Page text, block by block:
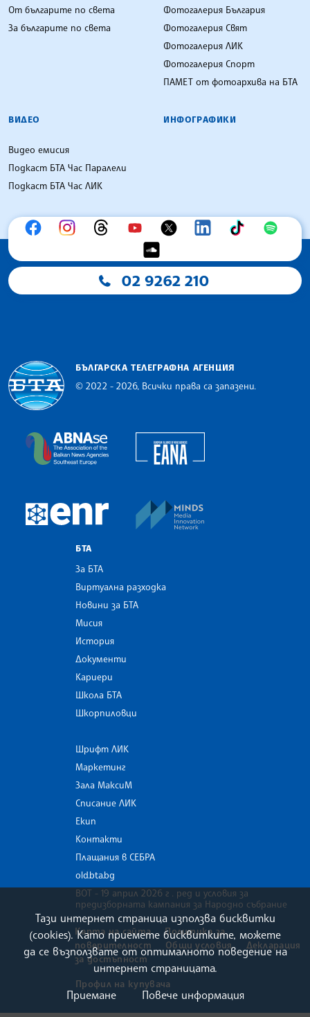
От българите по света
За българите по света
Фотогалерия България
Фотогалерия Свят
Фотогалерия ЛИК
Фотогалерия Спорт
ПАМЕТ от фотоархива на БТА
ВИДЕО
Видео емисия
Подкаст БТА Час Паралели
Подкаст БТА Час ЛИК
ИНФОГРАФИКИ
02 9262 210
БЪЛГАРСКА ТЕЛЕГРАФНА АГЕНЦИЯ
© 2022 - 2026, Всички права са запазени.
The Assocoation of the Balkan News Agencies
European Newsroom
БТА
За БТА
Виртуална разходка
Новини за БТА
Мисия
История
Документи
Кариери
Школа БТА
Шкорпиловци
Шрифт ЛИК
Маркетинг
Зала МаксиМ
Списание ЛИК
Екип
Контакти
Плащания в СЕБРА
old.bta.bg
ВОТ - 19 април 2026 г . ред и условия за
предизборната кампания за Народно събрание
Карта на сайта
Политика за
поверителност
Общи условия
Декларация
за достъпност
Профил на купувача
Тази интернет страница използва бисквитки
(cookies). Като приемете бисквитките, можете
да се възползвате от оптималното поведение на
интернет страницата.
Приемане
Повече информация